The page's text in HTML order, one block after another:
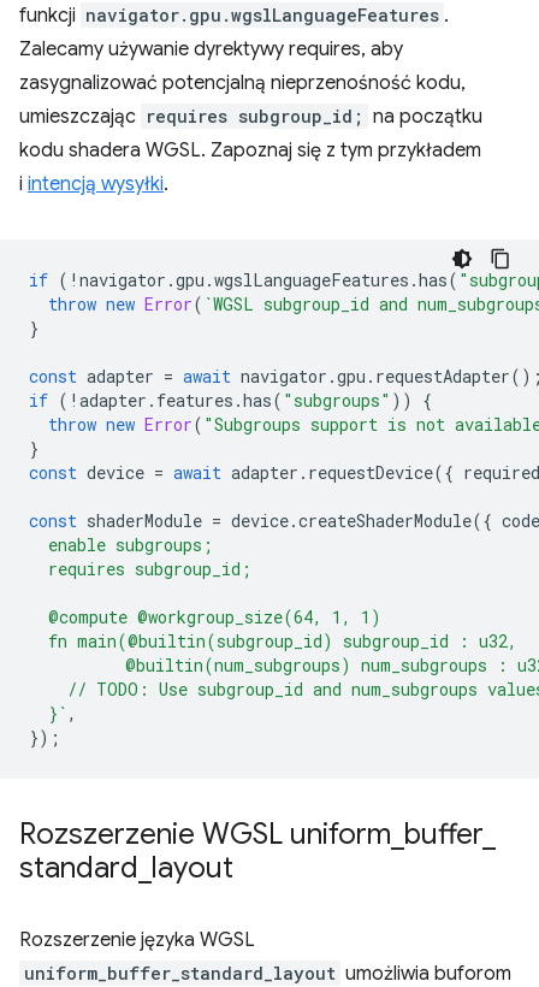
funkcji navigator.gpu.wgslLanguageFeatures .
Zalecamy używanie dyrektywy requires, aby
zasygnalizować potencjalną nieprzenośność kodu,
umieszczając requires subgroup_id; na początku
kodu shadera WGSL. Zapoznaj się z tym przykładem
i intencją wysyłki.
if ( ! navigator .gpu .wgslLanguageFeatures .has(
throw new Error( `WGSL subgroup_id and
}
const adapter = await navigator .gpu . requestAdapter
if ( ! adapter . features .has( "subgroups" ))
{
throw new Error( "Subgroups support is not
}
const device = await adapter . requestDevice({
const shaderModule = device.createShaderModule({ code
  enable subgroups;
  requires subgroup_id;
  @compute @workgroup_size(64, 1, 1)
  fn main(@builtin(subgroup_id) subgroup_id : u32,
@builtin(num_subgroups) num_subgroups :
// TODO: Use subgroup_id and num_subgroups
  }`
,
});
Rozszerzenie WGSL uniform buffer
standard layout
Rozszerzenie języka WGSL
uniform_buffer_standard_layout umożliwia buforom